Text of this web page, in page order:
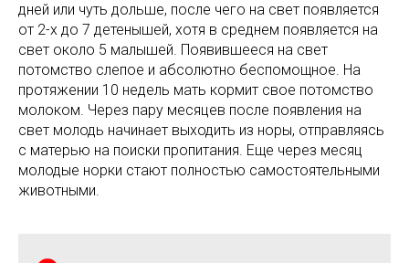
дней или чуть дольше, после чего на свет появляется
от 2-х до 7 детенышей, хотя в среднем появляется на
свет около 5 малышей. Появившееся на свет
потомство слепое и абсолютно беспомощное. На
протяжении 10 недель мать кормит свое потомство
молоком. Через пару месяцев после появления на
свет молодь начинает выходить из норы, отправляясь
с матерью на поиски пропитания. Еще через месяц
молодые норки стают полностью самостоятельными
животными.